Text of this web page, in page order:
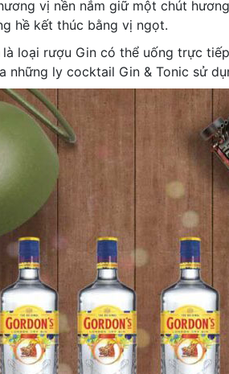
vị nền nắm giữ một chút
hề kết thúc bằng vị ngọt.
là loại rượu Gin có thể uống trực
những ly cocktail Gin & Tonic sử